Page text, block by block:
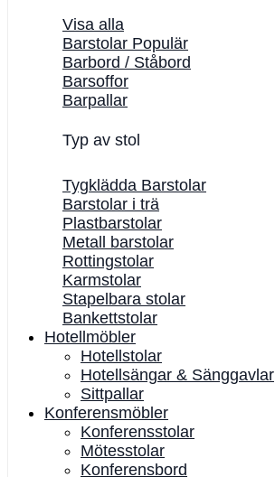
Visa alla
Barstolar
Barbord / Ståbord
Barsoffor
Barpallar
Typ av stol
Tygklädda Barstolar
Barstolar i trä
Plastbarstolar
Metall barstolar
Rottingstolar
Karmstolar
Stapelbara stolar
Bankettstolar
Hotellmöbler
Hotellstolar
Hotellsängar & Sänggavlar
Sittpallar
Konferensmöbler
Konferensstolar
Mötesstolar
Konferensbord